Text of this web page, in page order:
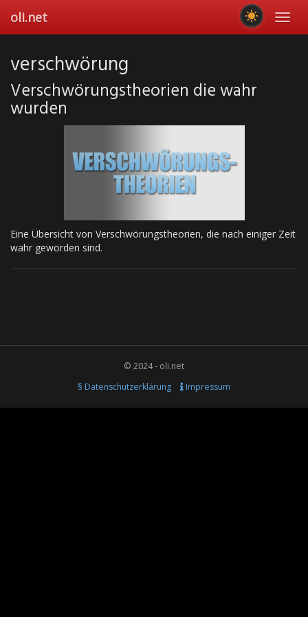
main
oli.net
verschwörung
Verschwörungstheorien die wahr
wurden
Eine Übersicht von Verschwörungstheorien, die nach einiger Zeit
wahr geworden sind.
© 2024 - oli.net
§ Datenschutzerklärung
Impressum